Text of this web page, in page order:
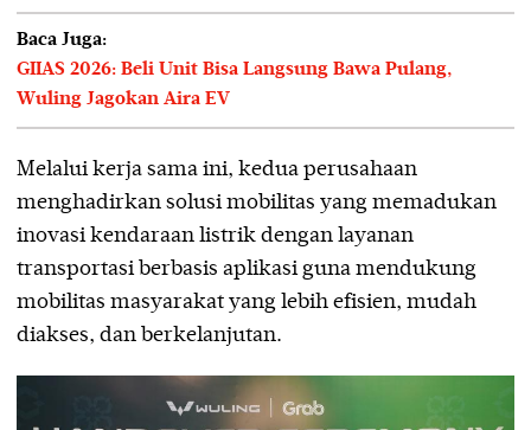
Baca Juga:
GIIAS 2026: Beli Unit Bisa Langsung Bawa Pulang,
Wuling Jagokan Aira EV
Melalui kerja sama ini, kedua perusahaan
menghadirkan solusi mobilitas yang memadukan
inovasi kendaraan listrik dengan layanan
transportasi berbasis aplikasi guna mendukung
mobilitas masyarakat yang lebih efisien, mudah
diakses, dan berkelanjutan.